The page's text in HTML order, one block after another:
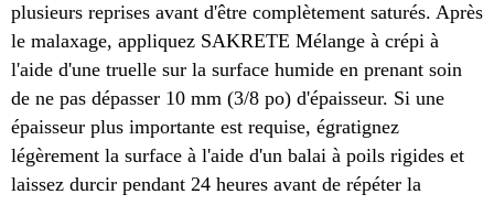
plusieurs reprises avant d'être complètement saturés. Après
le malaxage, appliquez SAKRETE Mélange à crépi à
l'aide d'une truelle sur la surface humide en prenant soin
de ne pas dépasser 10 mm (3/8 po) d'épaisseur. Si une
épaisseur plus importante est requise, égratignez
légèrement la surface à l'aide d'un balai à poils rigides et
laissez durcir pendant 24 heures avant de répéter la